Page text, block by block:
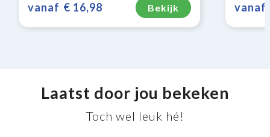
vanaf € 16,98 Bekijk vanaf
Laatst door jou bekeken
Toch wel leuk hé!